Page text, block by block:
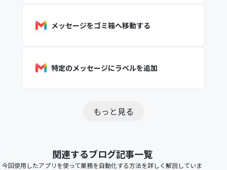
メッセージをゴミ箱へ移動する
特定のメッセージにラベルを追加
もっと見る
関連するブログ記事一覧
今回使用したアプリを使って業務を自動化する方法を詳しく解説していま